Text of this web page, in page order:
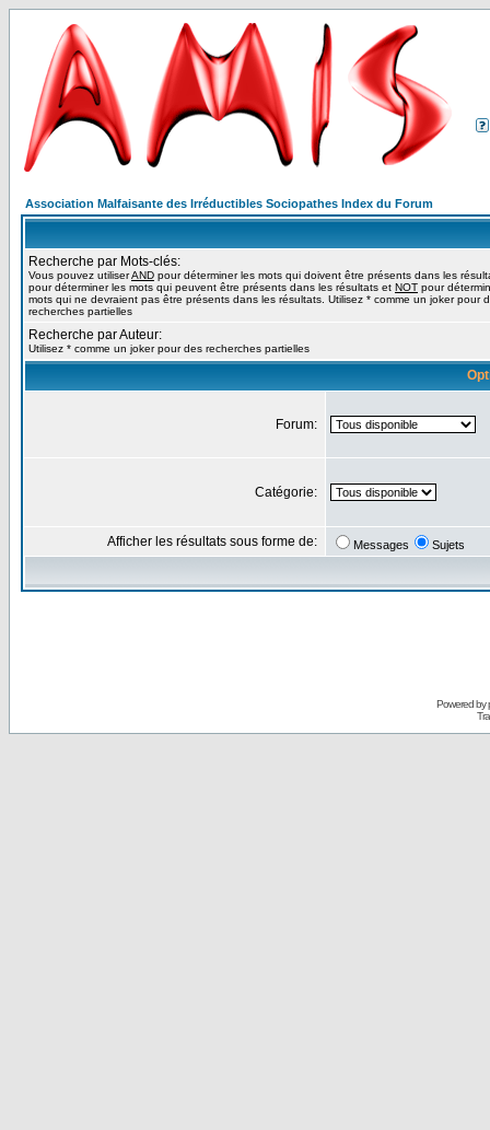
Association Malfaisante des Irréductibles Sociopathes Index du Forum
Recherche par Mots-clés:
Vous pouvez utiliserAND pour déterminer les mots qui doivent être présents dans les
pour déterminer les mots qui peuvent être présents dans les résultats et NOT pour
mots qui ne devraient pas être présents dans les résultats. Utilisez * comme un joker pour
recherches partielles
Recherche par Auteur:
Utilisez * comme un joker pour des recherches partielles
Forum:
Catégorie:
Afficher les résultats sous forme de: Messages Sujets
Powered by